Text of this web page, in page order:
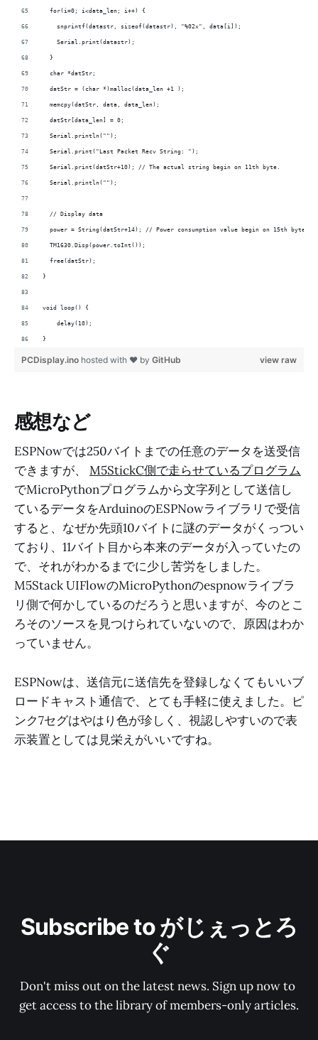
  for(i=0; i<data_len; i++) {
    snprintf(datastr, sizeof(datastr), "%02x", data[i]);
    Serial.print(datastr);
  }
  char *datStr;
  datStr = (char *)malloc(data_len +1 );
  memcpy(datStr, data, data_len);
  datStr[data_len] = 0;
  Serial.println("");
  Serial.print("Last Packet Recv String: ");
  Serial.print(datStr+10); // The actual string begin on 11th byte.
  Serial.println("");
  // Display data
  power = String(datStr+14); // Power consumption value begin on 15th byte
  TM1630.Disp(power.toInt());
  free(datStr);
}
void loop() {
    delay(10);
}
view raw
PCDisplay.ino hosted with ❤ by GitHub
感想など
ESPNowでは250バイトまでの任意のデータを送受信
できますが、 M5StickC側で走らせているプログラム
でMicroPythonプログラムから文字列として送信し
ているデータをArduinoのESPNowライブラリで受信
すると、なぜか先頭10バイトに謎のデータがくっつい
ており、11バイト目から本来のデータが入っていたの
で、それがわかるまでに少し苦労をしました。
M5Stack UIFlowのMicroPythonのespnowライブラ
リ側で何かしているのだろうと思いますが、今のとこ
ろそのソースを見つけられていないので、原因はわか
っていません。
ESPNowは、送信元に送信先を登録しなくてもいいブ
ロードキャスト通信で、とても手軽に使えました。ピ
ンク7セグはやはり色が珍しく、視認しやすいので表
示装置としては見栄えがいいですね。
Subscribe to がじぇっとろ
ぐ
Don't miss out on the latest news. Sign up now to
get access to the library of members-only articles.